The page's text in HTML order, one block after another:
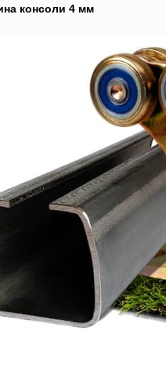
консоли 4 мм